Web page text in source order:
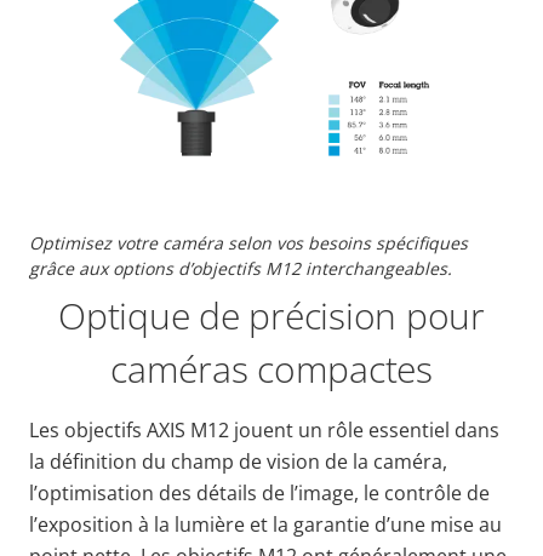
Optimisez votre caméra selon vos besoins spécifiques
grâce aux options d’objectifs M12 interchangeables.
Optique de précision pour
caméras compactes
Les objectifs AXIS M12 jouent un rôle essentiel dans
la définition du champ de vision de la caméra,
l’optimisation des détails de l’image, le contrôle de
l’exposition à la lumière et la garantie d’une mise au